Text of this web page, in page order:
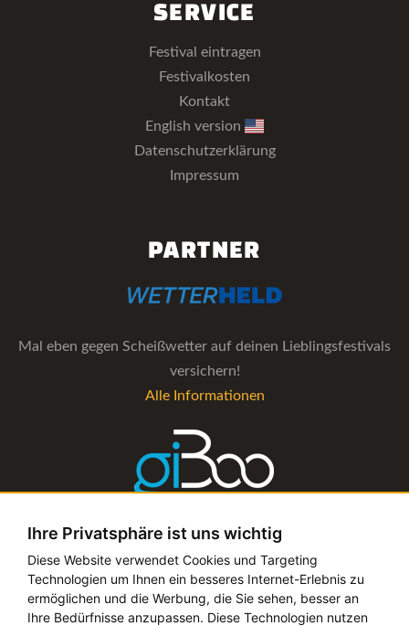
Ihre Privatsphäre ist uns wichtig
Diese Website verwendet Cookies und Targeting
Technologien um Ihnen ein besseres Internet-Erlebnis zu
ermöglichen und die Werbung, die Sie sehen, besser an
Ihre Bedürfnisse anzupassen. Diese Technologien nutzen
SERVICE
Festival eintragen
Festivalkosten
Kontakt
English version
Datenschutzerklärung
Impressum
PARTNER
Mal eben gegen Scheißwetter auf deinen Lieblingsfestivals
versichern!
Alle Informationen
Die Verwaltungs-Software für alle Künstler- und
Bookingagenturen
Alle Informationen